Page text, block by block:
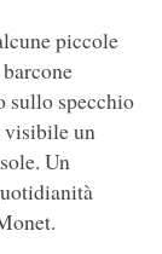
piccole
sullo specchio
visibile un
Un